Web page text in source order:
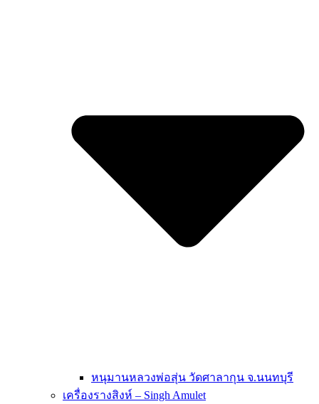
หนุมานหลวงพ่อสุ่น วัดศาลากุน จ.นนทบุรี
เครื่องรางสิงห์ – Singh Amulet